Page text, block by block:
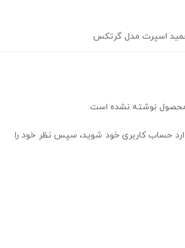
اسپرت مدل گرتکس
نوشته نشده است.
وارد حساب کاربری خود شوید، سپس نظر خود را